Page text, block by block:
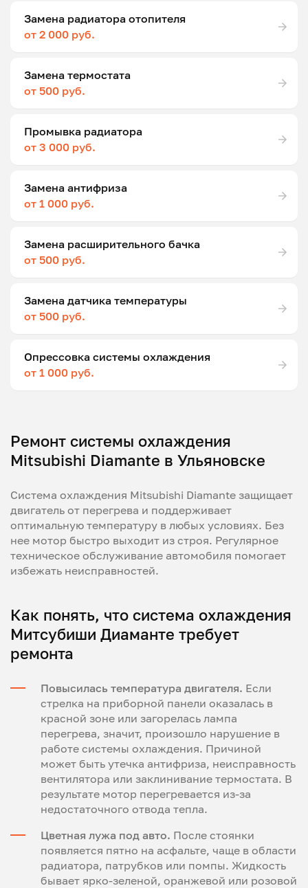
Замена радиатора отопителя
от 2 000 руб.
Замена термостата
от 500 руб.
Промывка радиатора
от 3 000 руб.
Замена антифриза
от 1 000 руб.
Замена расширительного бачка
от 500 руб.
Замена датчика температуры
от 500 руб.
Опрессовка системы охлаждения
от 1 000 руб.
Ремонт системы охлаждения
Mitsubishi Diamante в Ульяновске
Система охлаждения Mitsubishi Diamante защищает
двигатель от перегрева и поддерживает
оптимальную температуру в любых условиях. Без
нее мотор быстро выходит из строя. Регулярное
техническое обслуживание автомобиля помогает
избежать неисправностей.
Как понять, что система охлаждения
Митсубиши Диаманте требует
ремонта
Повысилась температура двигателя. Если
стрелка на приборной панели оказалась в
красной зоне или загорелась лампа
перегрева, значит, произошло нарушение в
работе системы охлаждения. Причиной
может быть утечка антифриза, неисправность
вентилятора или заклинивание термостата. В
результате мотор перегревается из-за
недостаточного отвода тепла.
Цветная лужа под авто. После стоянки
появляется пятно на асфальте, чаще в области
радиатора, патрубков или помпы. Жидкость
бывает ярко-зеленой, оранжевой или розовой